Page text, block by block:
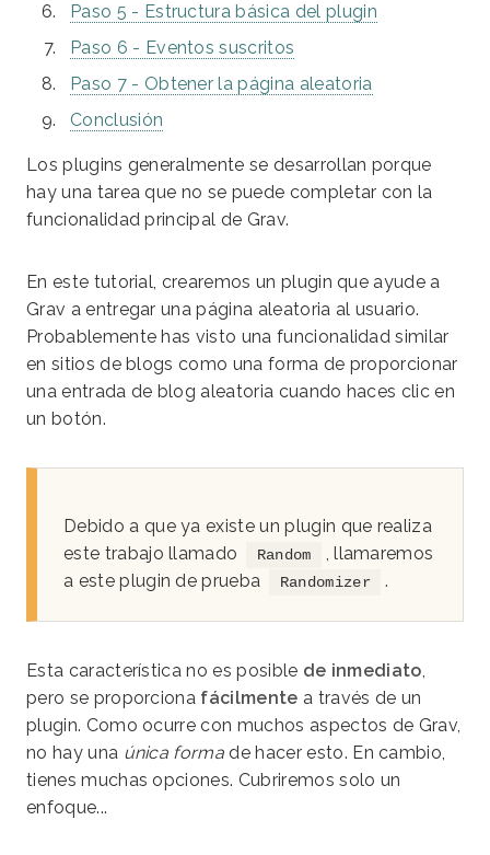
Paso 5 - Estructura básica del plugin
Paso 6 - Eventos suscritos
Paso 7 - Obtener la página aleatoria
Conclusión
Los plugins generalmente se desarrollan porque
hay una tarea que no se puede completar con la
funcionalidad principal de Grav.
En este tutorial, crearemos un plugin que ayude a
Grav a entregar una página aleatoria al usuario.
Probablemente has visto una funcionalidad similar
en sitios de blogs como una forma de proporcionar
una entrada de blog aleatoria cuando haces clic en
un botón.
Debido a que ya existe un plugin que realiza
este trabajo llamado
Random
, llamaremos
a este plugin de prueba
Randomizer .
Esta característica no es posible de inmediato,
pero se proporciona fácilmente a través de un
plugin. Como ocurre con muchos aspectos de Grav,
no hay una única forma de hacer esto. En cambio,
tienes muchas opciones. Cubriremos solo un
enfoque...